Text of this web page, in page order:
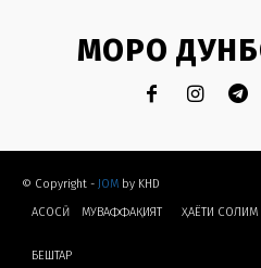
МОРО
© Copyright - JOM by KHD
АСОСӢ
МУВАФФАҚИЯТ ҲАЁТИ СОЛИМ
БЕШТАР